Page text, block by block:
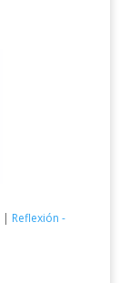
| Reflexión -